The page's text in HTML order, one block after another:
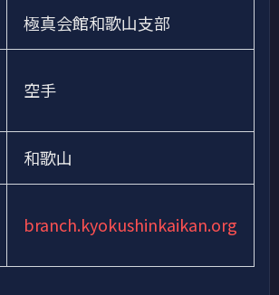
極真会館和歌山支部
空手
和歌山
branch.kyokushinkaikan.org